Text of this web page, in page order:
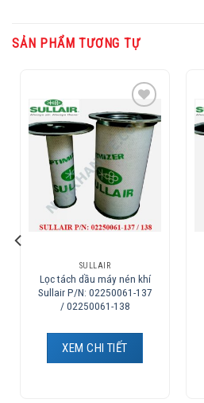
SẢN PHẨM TƯƠNG TỰ
Add to
Wishlist
SULLAIR
Lọc tách dầu máy nén khí
Sullair P/N: 02250061-137
/ 02250061-138
XEM CHI TIẾT